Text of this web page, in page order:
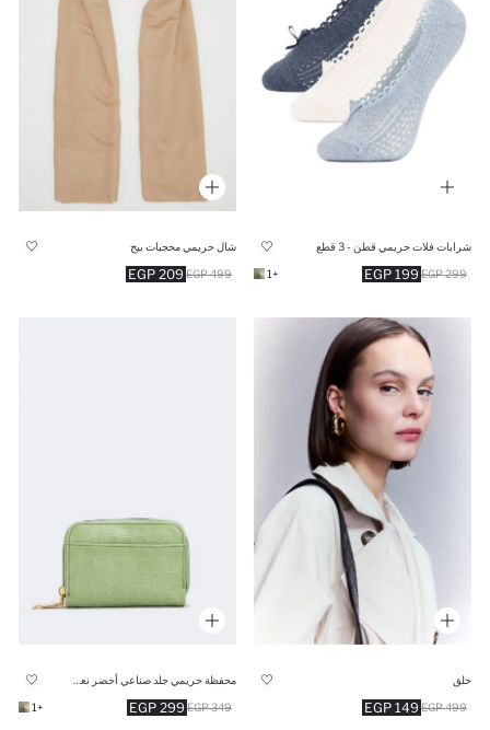
شرابات فلات حريمي قطن - 3 قطع
199 EGP 299 EGP
+1
شال حريمي محجبات بيج
209 EGP 499 EGP
حلق
149 EGP 499 EGP
299 EGP 349 EGP
+1